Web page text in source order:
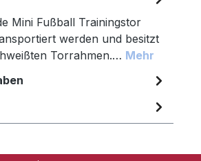
Mini Fußball Trainingstor
werden und besitzt
Torrahmen.… Mehr